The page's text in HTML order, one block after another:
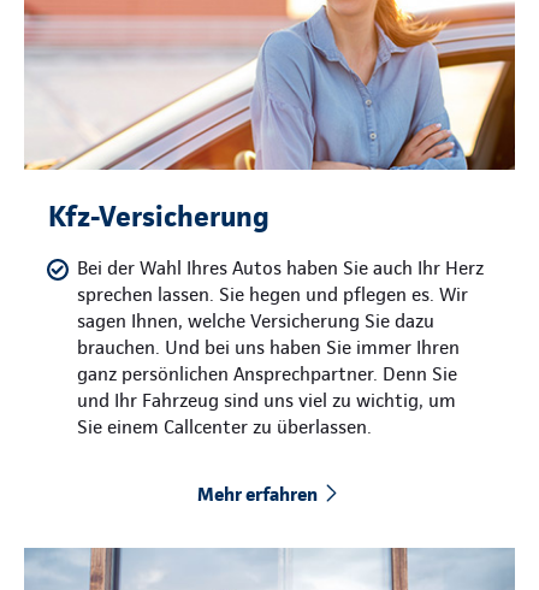
Kfz-Versicherung
Bei der Wahl Ihres Autos haben Sie auch Ihr Herz
sprechen lassen. Sie hegen und pflegen es. Wir
sagen Ihnen, welche Versicherung Sie dazu
brauchen. Und bei uns haben Sie immer Ihren
ganz persönlichen Ansprechpartner. Denn Sie
und Ihr Fahrzeug sind uns viel zu wichtig, um
Sie einem Callcenter zu überlassen.
Mehr erfahren